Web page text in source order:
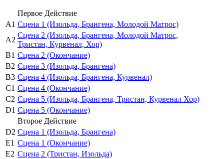
Первое Действие
A1 Сцена 1 (Изольда, Брангена, Молодой Матрос)
A2
Сцена 2 (Изольда, Брангена, Молодой Матрос,
Тристан, Курвенал, Хор)
B1 Сцена 2 (Окончание)
B2 Сцена 3 (Изольда, Брангена)
B3 Сцена 4 (Изольда, Брангена, Курвенал)
С1 Сцена 4 (Окончание)
С2 Сцена 5 (Изольда, Брангена, Тристан, Курвенал Хор)
D1 Сцена 5 (Окончание)
Второе Действие
D2 Сцена 1 (Изольда, Брангена)
E1 Сцена 1 (Окончание)
E2 Сцена 2 (Тристан, Изольда)